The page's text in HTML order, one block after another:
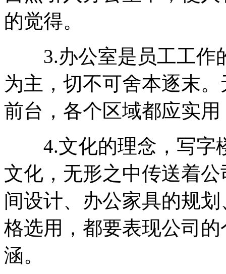
的觉得。
3.办公室是员工工作
为主，切不可舍本逐末
前台，各个区域都应实
4.文化的理念，写字
文化，无形之中传送着
间设计、办公家具的规
格选用，都要表现公司
涵。